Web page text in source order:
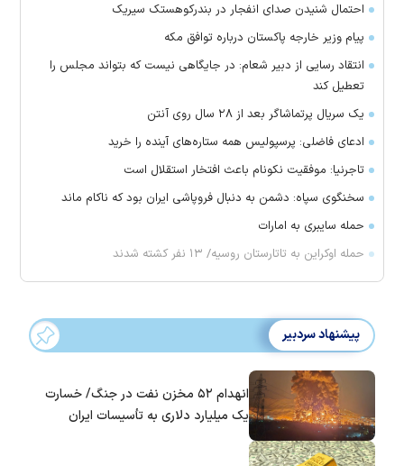
احتمال شنیدن صدای انفجار در بندرکوهستک سیریک
پیام وزیر خارجه پاکستان درباره توافق مکه
انتقاد رسایی از دبیر شعام: در جایگاهی نیست که بتواند مجلس را
تعطیل کند
یک سریال پرتماشاگر بعد از ۲۸ سال روی آنتن
ادعای فاضلی: پرسپولیس همه ستاره‌های آینده را خرید
تاجرنیا: موفقیت نکونام باعث افتخار استقلال است
سخنگوی سپاه: دشمن به دنبال فروپاشی ایران بود که ناکام ماند
حمله سایبری به امارات
حمله اوکراین به تاتارستان روسیه/ ۱۳ نفر کشته شدند
پیشنهاد سردبیر
انهدام ۵۲ مخزن نفت در جنگ/ خسارت
یک میلیارد دلاری به تأسیسات ایران